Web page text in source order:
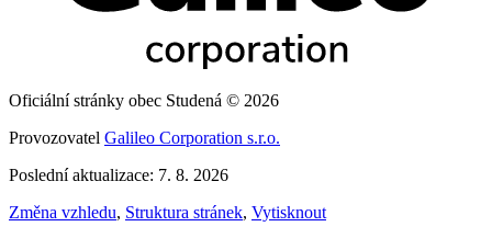
Oficiální stránky obec Studená © 2026
Provozovatel Galileo Corporation s.r.o.
Poslední aktualizace: 7. 8. 2026
Změna vzhledu, Struktura stránek, Vytisknout